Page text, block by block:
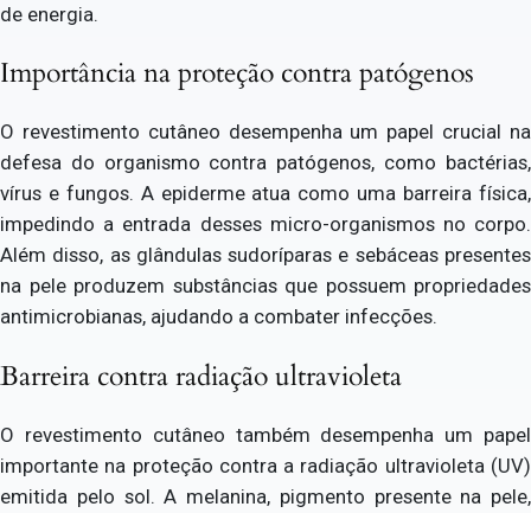
de energia.
Importância na proteção contra patógenos
O revestimento cutâneo desempenha um papel crucial na
defesa do organismo contra patógenos, como bactérias,
vírus e fungos. A epiderme atua como uma barreira física,
impedindo a entrada desses micro-organismos no corpo.
Além disso, as glândulas sudoríparas e sebáceas presentes
na pele produzem substâncias que possuem propriedades
antimicrobianas, ajudando a combater infecções.
Barreira contra radiação ultravioleta
O revestimento cutâneo também desempenha um papel
importante na proteção contra a radiação ultravioleta (UV)
emitida pelo sol. A melanina, pigmento presente na pele,